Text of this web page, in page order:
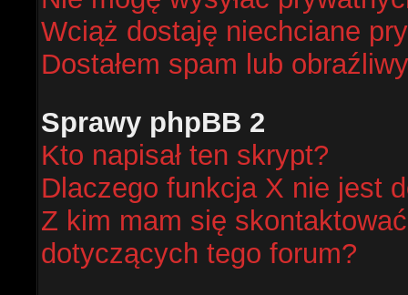
Wciąż dostaję niechciane
Dostałem spam lub
Sprawy phpBB 2
Kto napisał ten skrypt?
Dlaczego funkcja X nie jest
Z kim mam się
dotyczących tego forum?